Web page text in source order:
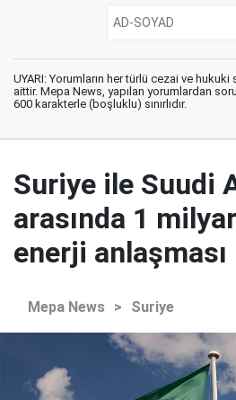
UYARI: Yorumların her türlü cezai ve
aittir. Mepa News, yapılan yorumlardan
600 karakterle (boşluklu) sınırlıdır.
Suriye ile Suudi
arasında 1
enerji anlaşması
Mepa News > Suriye